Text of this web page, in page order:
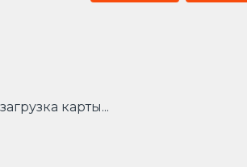
загрузка карты...